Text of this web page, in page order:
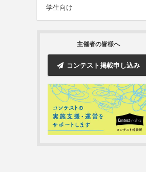
学生向け
主催者の皆様へ
コンテスト掲載申し込み